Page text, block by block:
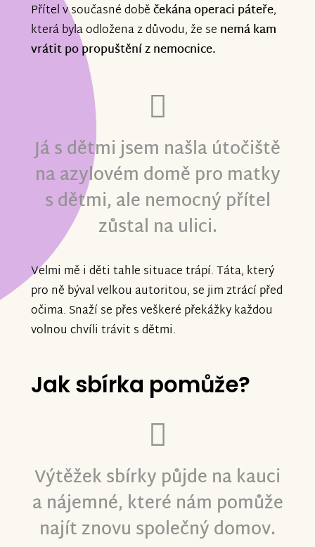
Přítel v současné doběčekána operaci páteře,
která byla odložena z důvodu, že se nemá kam
vrátit po propuštění z nemocnice.
Já s dětmi jsem našla útočiště
na azylovém domě pro matky
s dětmi, ale nemocný přítel
zůstal na ulici.
Velmi mě i děti tahle situace trápí. Táta, který
pro ně býval velkou autoritou, se jim ztrácí před
očima. Snaží se přes veškeré překážky každou
volnou chvíli trávit s dětmi.
Jak sbírka pomůže?
Výtěžek sbírky půjde na kauci
a nájemné, které nám pomůže
najít znovu společný domov.